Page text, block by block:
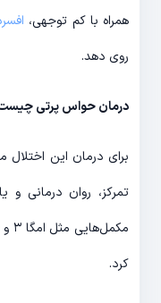
همراه با کم توجهی،
روی دهد.
درمان حواس پرتی
برای درمان این اختلال
تمرکز، روان درمانی و
کرد.